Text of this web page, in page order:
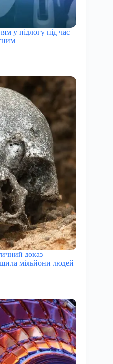
у підлогу під час
доказ
мільйони людей